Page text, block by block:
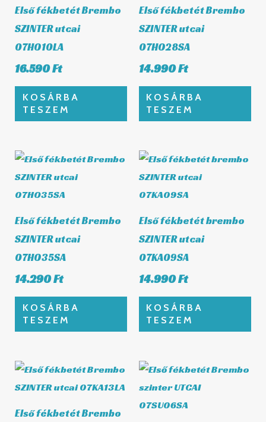
Első fékbetét Brembo
SZINTER utcai
07HO10LA
16.590Ft
KOSÁRBA
TESZEM
Első fékbetét Brembo
SZINTER utcai
07HO28SA
14.990Ft
KOSÁRBA
TESZEM
Első fékbetét Brembo
SZINTER utcai
07HO35SA
14.290Ft
KOSÁRBA
TESZEM
Első fékbetét brembo
SZINTER utcai
07KA09SA
14.990Ft
KOSÁRBA
TESZEM
Első fékbetét Brembo